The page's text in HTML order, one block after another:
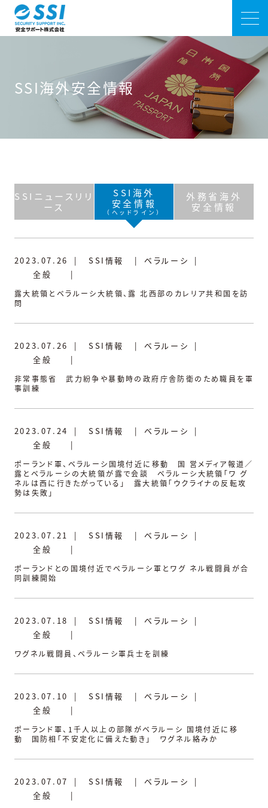
SSI海外安全情報
SSIニュースリリ
ース
SSI海外
安全情報
（ヘッドライン）
外務省海外
安全情報
2023.07.26 | SSI情報 | ベラルーシ
|
全般
|
露大統領とベラルーシ大統領、露 北西部のカレリア共和国を訪
問
2023.07.26 | SSI情報 | ベラルーシ
|
全般
|
非常事態省 武力紛争や暴動時の政府庁舎防衛のため職員を軍
事訓練
2023.07.24 | SSI情報 | ベラルーシ
|
全般
|
ポーランド軍、ベラルーシ国境付近に移動 国 営メディア報道／
露とベラルーシの大統領が露で会談 ベラルーシ大統領「ワ グ
ネルは西に行きたがっている」 露大統領「ウクライナの反転攻
勢は失敗」
2023.07.21 | SSI情報 | ベラルーシ
|
全般
|
ポーランドとの国境付近でベラルーシ軍とワグ ネル戦闘員が合
同訓練開始
2023.07.18 | SSI情報 | ベラルーシ
|
全般
|
ワグネル戦闘員、ベラルーシ軍兵士を訓練
2023.07.10 | SSI情報 | ベラルーシ
|
全般
|
ポーランド軍、1千人以上の部隊がベラルーシ 国境付近に移
動 国防相「不安定化に備えた動き」 ワグネル絡みか
2023.07.07 | SSI情報 | ベラルーシ
|
全般
|